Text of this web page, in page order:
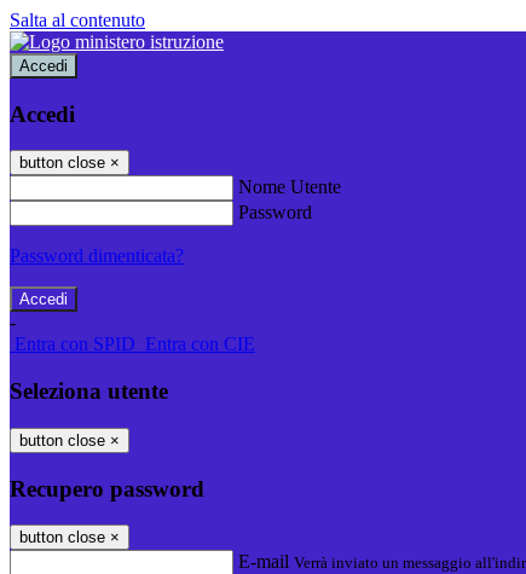
Salta al contenuto
Accedi
Accedi
button close ×
Nome Utente
Password
Password dimenticata?
-
Entra con SPID Entra con CIE
Seleziona utente
button close ×
Recupero password
button close ×
E-mail Verrà inviato un messaggio